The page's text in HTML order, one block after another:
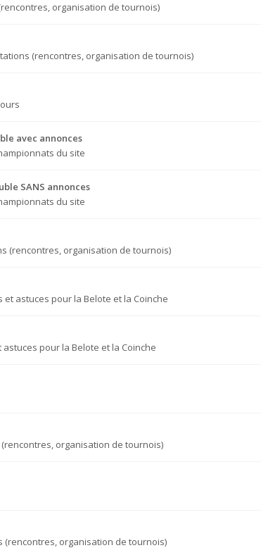
organisation de tournois)
(rencontres, organisation de tournois)
avec annonces
du site
SANS annonces
du site
(rencontres, organisation de tournois)
et astuces pour la Belote et la Coinche
astuces pour la Belote et la Coinche
organisation de tournois)
(rencontres, organisation de tournois)